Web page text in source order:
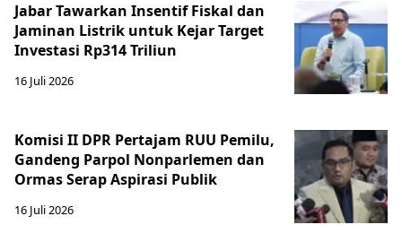
Jabar Tawarkan Insentif Fiskal dan
Jaminan Listrik untuk Kejar Target
Investasi Rp314 Triliun
16 Juli 2026
Komisi II DPR Pertajam RUU Pemilu,
Gandeng Parpol Nonparlemen dan
Ormas Serap Aspirasi Publik
16 Juli 2026